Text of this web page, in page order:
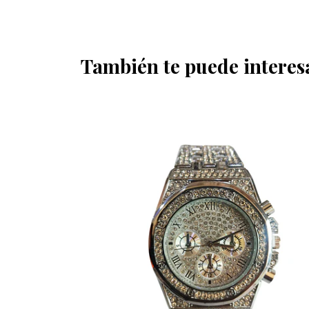
También te puede